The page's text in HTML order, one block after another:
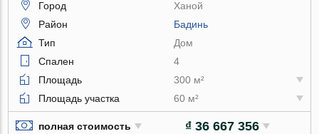
Город
Ханой
Район
Бадинь
Тип
Дом
Спален
4
Площадь
300 м²
Площадь участка
60 м²
полная стоимость ₫ 36 667 356